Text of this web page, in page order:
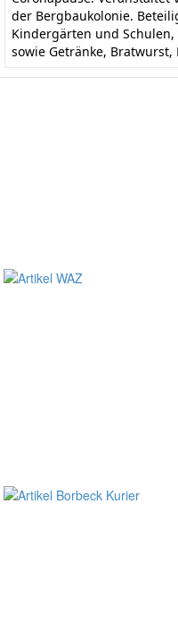
der Bergbaukolonie.
Kindergärten und
sowie Getränke,